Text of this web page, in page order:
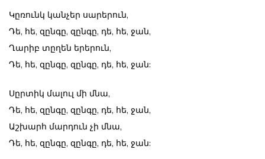
Կըռունկ կանչեր սարերուն,
Դե, հե, զընգը, զընգը, դե, հե, ջան,
Ղարիբ տըղեն երերուն,
Դե, հե, զընգը, զընգը, դե, հե, ջան:
Սըրտիկ մալուլ մի մնա,
Դե, հե, զընգը, զընգը, դե, հե, ջան,
Աշխարհ մարդուն չի մնա,
Դե, հե, զընգը, զընգը, դե, հե, ջան: